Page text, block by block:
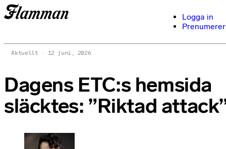
Logga in
Aktuellt 12 juni, 2026
Dagens ETC:s hemsida
släcktes: ”Riktad